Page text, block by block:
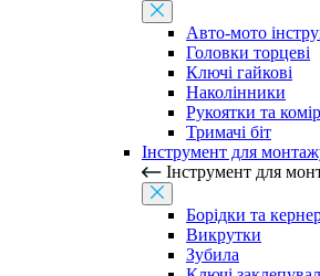
Авто-мото
Головки торцеві
Ключі гайкові
Наколінники
Рукоятки та
Тримачі біт
Інструмент для
Інструмент для
Борідки та
Викрутки
Зубила